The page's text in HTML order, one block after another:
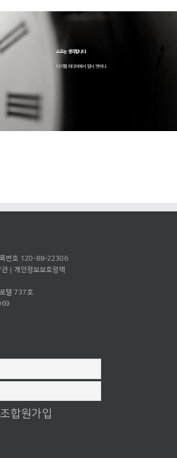
소요는 생각합니다
디지털 미디어에서 잠시 벗어나
록번호 120-88-22306
관 | 개인정보보호정책
텔 737호
조합원가입